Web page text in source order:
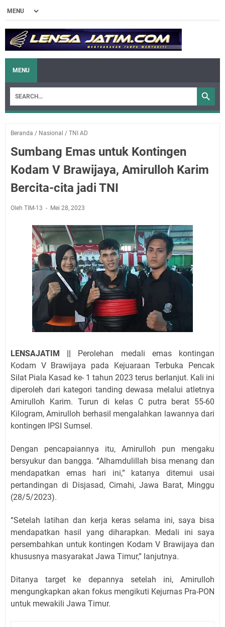
MENU
Beranda / Nasional / TNI AD
Sumbang Emas untuk Kontingen
Kodam V Brawijaya, Amirulloh Karim
Bercita-cita jadi TNI
Oleh TIM-13 Mei 28, 2023
LENSAJATIM || Perolehan medali emas kontingan
Kodam V Brawijaya pada Kejuaraan Terbuka Pencak
Silat Piala Kasad ke- 1 tahun 2023 terus berlanjut. Kali ini
diperoleh dari kategori tanding dewasa melalui atletnya
Amirulloh Karim. Turun di kelas C putra berat 55-60
Kilogram, Amirulloh berhasil mengalahkan lawannya dari
kontingen IPSI Sumsel.
Dengan pencapaiannya itu, Amirulloh pun mengaku
bersyukur dan bangga. “Alhamdulillah bisa menang dan
mendapatkan emas hari ini,” katanya ditemui usai
pertandingan di Disjasad, Cimahi, Jawa Barat, Minggu
(28/5/2023).
“Setelah latihan dan kerja keras selama ini, saya bisa
mendapatkan hasil yang diharapkan. Medali ini saya
persembahkan untuk kontingen Kodam V Brawijaya dan
khususnya masyarakat Jawa Timur,” lanjutnya.
Ditanya target ke depannya setelah ini, Amirulloh
mengungkapkan akan fokus mengikuti Kejurnas Pra-PON
untuk mewakili Jawa Timur.